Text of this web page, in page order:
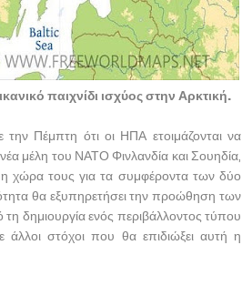
παιχνίδι ισχύος στην Αρκτική.
Πέμπτη ότι οι ΗΠΑ ετοιμάζονται να
μέλη του ΝΑΤΟ Φινλανδία και Σουηδία,
η χώρα τους για τα συμφέροντα των δύο
θα εξυπηρετήσει την προώθηση των
δημιουργία ενός περιβάλλοντος τύπου
στόχοι που θα επιδιώξει αυτή η